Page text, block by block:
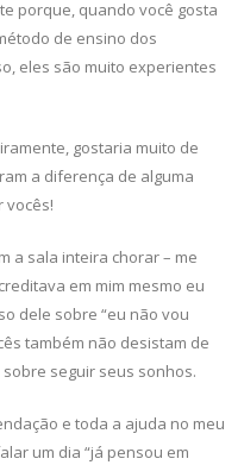
porque, quando você gosta
de ensino dos
eles são muito experientes
gostaria muito de
a diferença de alguma
vocês!
a sala inteira chorar – me
em mim mesmo eu
dele sobre “eu não vou
também não desistam de
seguir seus sonhos.
e toda a ajuda no meu
um dia “já pensou em